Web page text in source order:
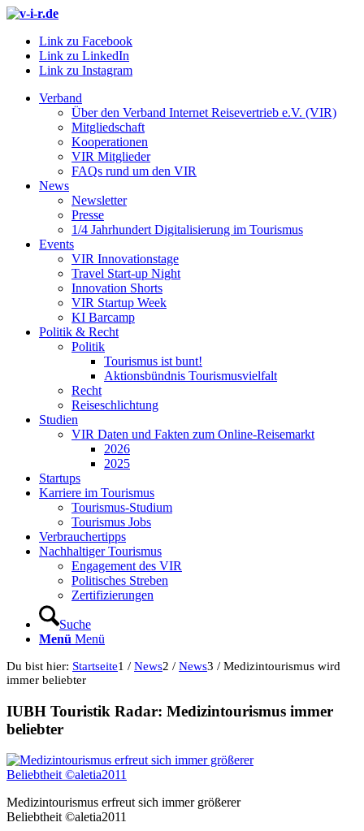
Link zu Facebook
Link zu LinkedIn
Link zu Instagram
Verband
Über den Verband Internet Reisevertrieb e.V. (VIR)
Mitgliedschaft
Kooperationen
VIR Mitglieder
FAQs rund um den VIR
News
Newsletter
Presse
1/4 Jahrhundert Digitalisierung im Tourismus
Events
VIR Innovationstage
Travel Start-up Night
Innovation Shorts
VIR Startup Week
KI Barcamp
Politik & Recht
Politik
Tourismus ist bunt!
Aktionsbündnis Tourismusvielfalt
Recht
Reiseschlichtung
Studien
VIR Daten und Fakten zum Online-Reisemarkt
2026
2025
Startups
Karriere im Tourismus
Tourismus-Studium
Tourismus Jobs
Verbrauchertipps
Nachhaltiger Tourismus
Engagement des VIR
Politisches Streben
Zertifizierungen
Suche
Menü Menü
Du bist hier: Startseite1 / News2 / News3 / Medizintourismus wird
immer beliebter
IUBH Touristik Radar: Medizintourismus immer
beliebter
Medizintourismus erfreut sich immer größerer
Beliebtheit ©aletia2011